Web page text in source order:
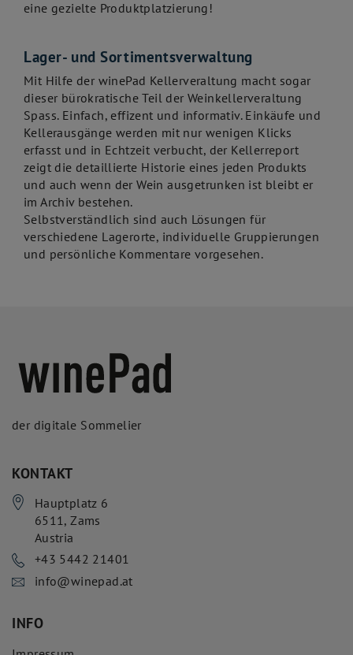
eine gezielte Produktplatzierung!
Lager- und Sortimentsverwaltung
Mit Hilfe der winePad Kellerveraltung macht sogar
dieser bürokratische Teil der Weinkellerveraltung
Spass. Einfach, effizent und informativ. Einkäufe und
Kellerausgänge werden mit nur wenigen Klicks
erfasst und in Echtzeit verbucht, der Kellerreport
zeigt die detaillierte Historie eines jeden Produkts
und auch wenn der Wein ausgetrunken ist bleibt er
im Archiv bestehen.
Selbstverständlich sind auch Lösungen für
verschiedene Lagerorte, individuelle Gruppierungen
und persönliche Kommentare vorgesehen.
der digitale Sommelier
KONTAKT
Hauptplatz 6
6511,Zams
Austria
+43 5442 21401
info@winepad.at
INFO